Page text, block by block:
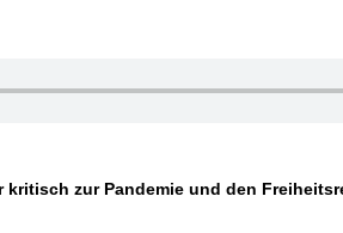
kritisch zur Pandemie und den